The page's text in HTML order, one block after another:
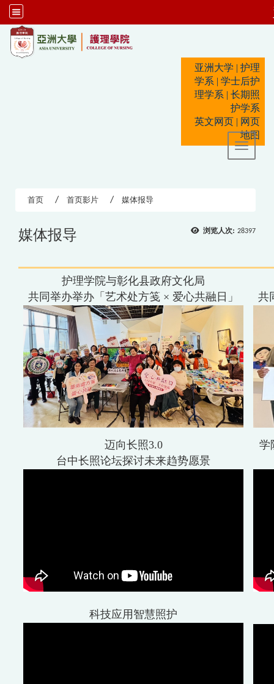
亚洲大学 | 护理
学系 | 学士后护
理学系 | 长期照
护学系
英文网页 | 网页
地图
Toggle
首页 首页影片 媒体报导
浏览人次: 28397
媒体报导
护理学院与彰化县政府文化局
共同举办举办「艺术处方笺 × 爱心共融日」
共
迈向长照3.0
台中长照论坛探讨未来趋势愿景
学
科技应用智慧照护